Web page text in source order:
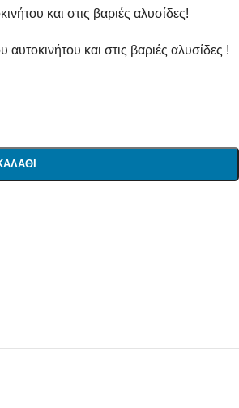
και στις βαριές αλυσίδες!
και στις βαριές αλυσίδες !